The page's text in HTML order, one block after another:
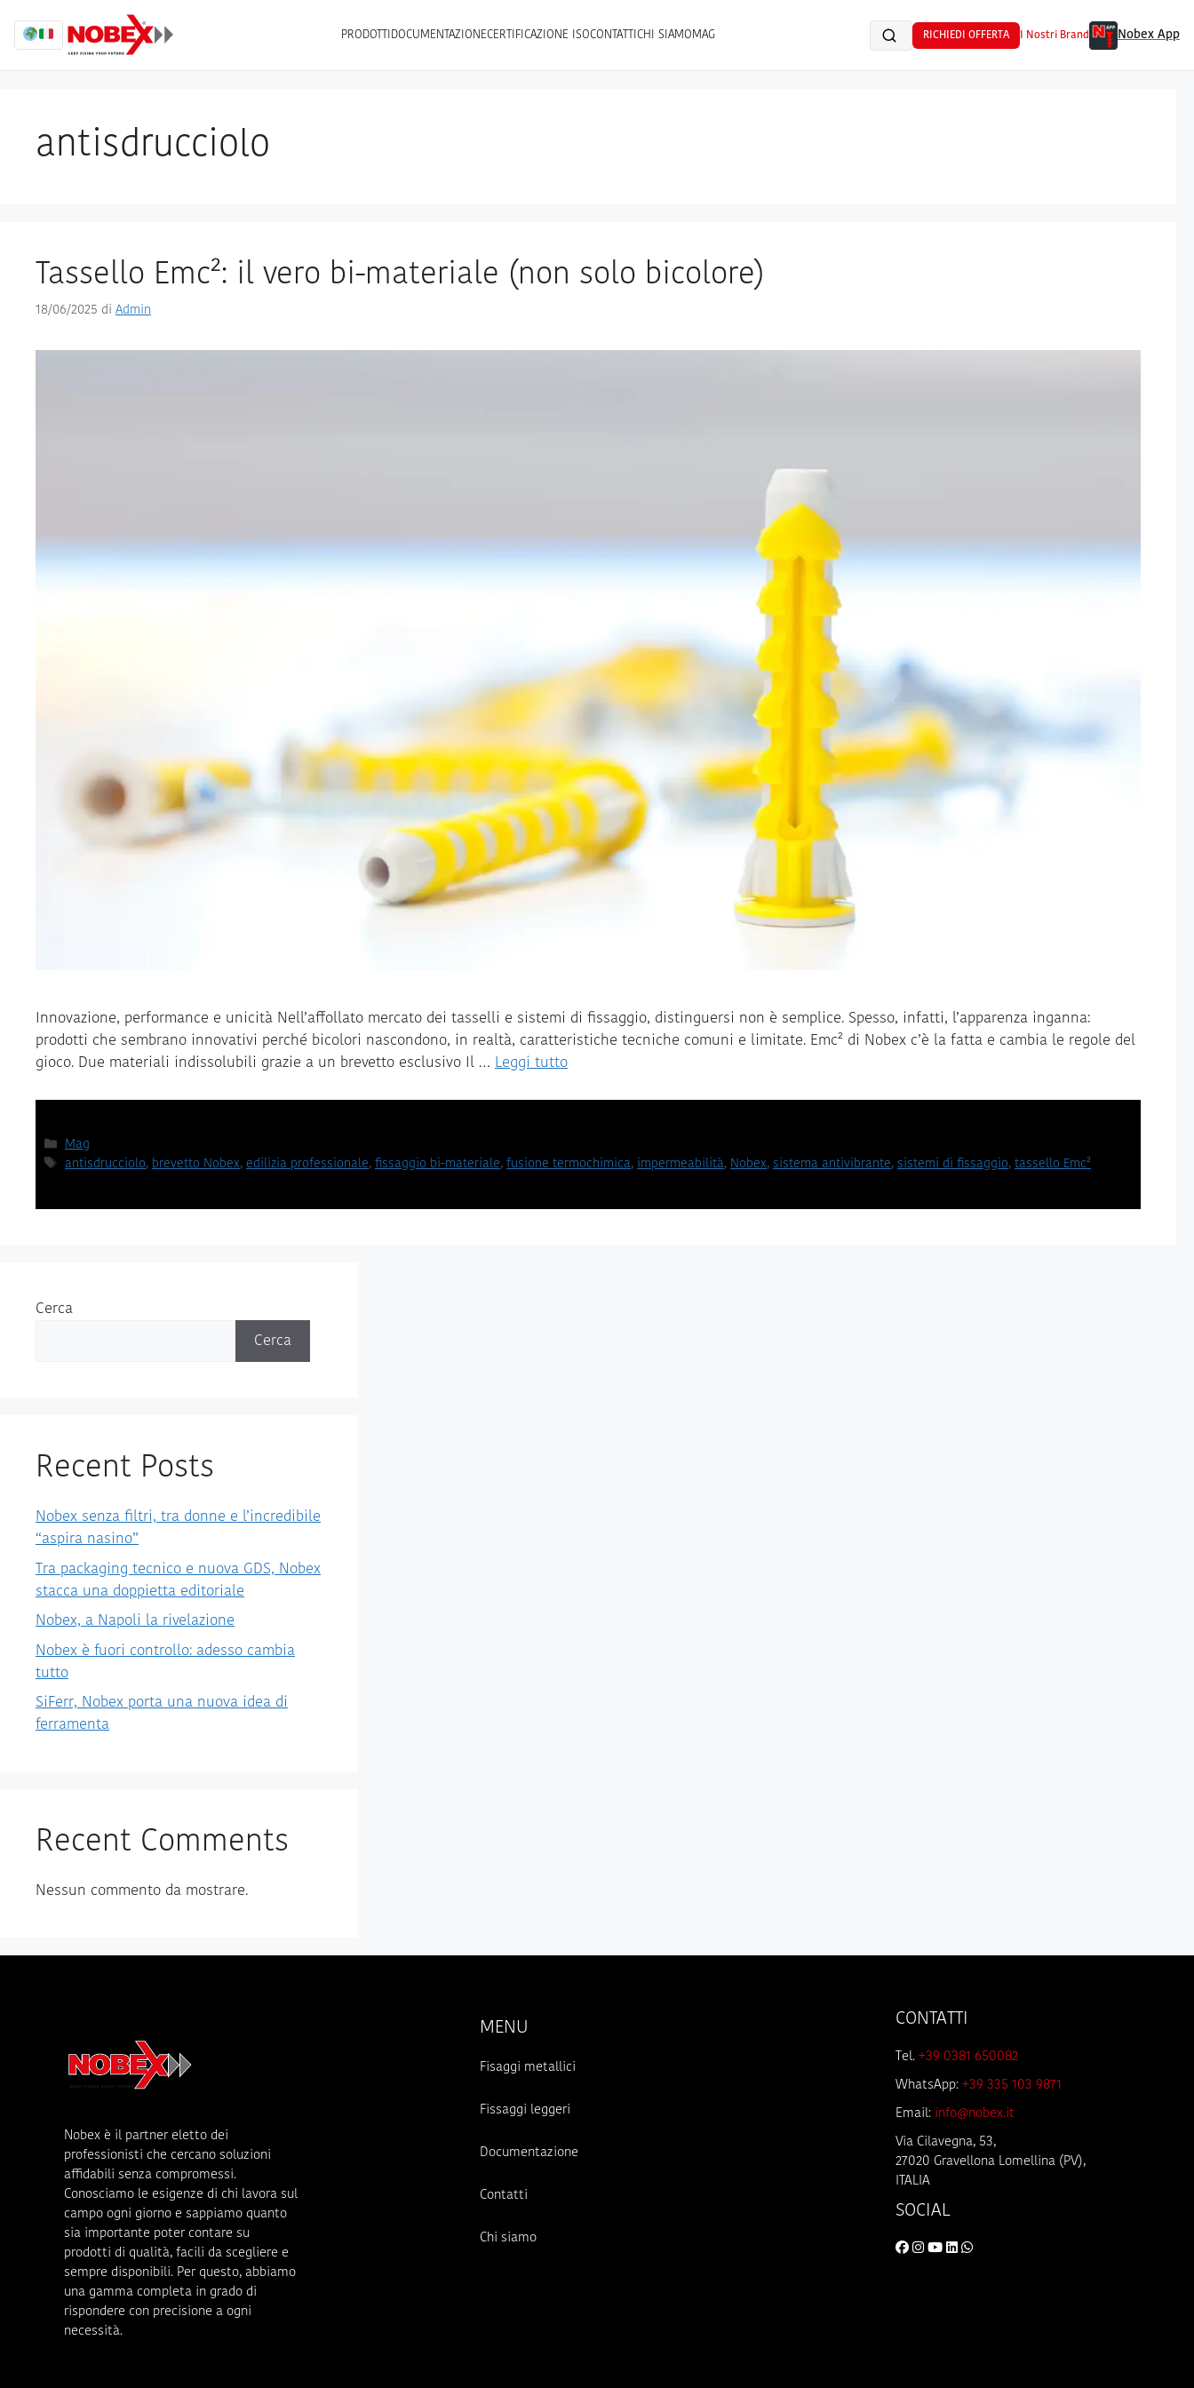
PRODOTTI DOCUMENTAZIONECERTIFICAZIONE ISOCONTATTICHI SIAMO MAG RICHIEDI OFFERTA I Nostri Brand Nobex App
antisdrucciolo
Tassello Emc²: il vero bi-materiale (non solo bicolore)
18/06/2025 di Admin
Innovazione, performance e unicità Nell’affollato mercato dei tasselli e sistemi di fissaggio, distinguersi non è semplice. Spesso, infatti, l’apparenza inganna:
prodotti che sembrano innovativi perché bicolori nascondono, in realtà, caratteristiche tecniche comuni e limitate. Emc² di Nobex c’è la fatta e cambia le regole del
gioco. Due materiali indissolubili grazie a un brevetto esclusivo Il … Leggi tutto
Categorie
Mag
Tag
antisdrucciolo, brevetto Nobex,edilizia professionale,fissaggio bi-materiale,fusione termochimica, impermeabilità, Nobex, sistema antivibrante, sistemi di fissaggio,tassello Emc²
Cerca
Cerca
Recent Posts
Nobex senza filtri, tra donne e l’incredibile
“aspira nasino”
Tra packaging tecnico e nuova GDS, Nobex
stacca una doppietta editoriale
Nobex, a Napoli la rivelazione
Nobex è fuori controllo: adesso cambia
tutto
SiFerr, Nobex porta una nuova idea di
ferramenta
Recent Comments
Nessun commento da mostrare.
Nobex è il partner eletto dei
professionisti che cercano soluzioni
affidabili senza compromessi.
Conosciamo le esigenze di chi lavora sul
campo ogni giorno e sappiamo quanto
sia importante poter contare su
prodotti di qualità, facili da scegliere e
sempre disponibili. Per questo, abbiamo
una gamma completa in grado di
rispondere con precisione a ogni
necessità.
MENU
Fisaggi metallici
Fissaggi leggeri
Documentazione
Contatti
Chi siamo
CONTATTI
Tel. +39 0381 650082
WhatsApp: +39 335 103 9871
Email: info@nobex.it
Via Cilavegna, 53,
27020 Gravellona Lomellina (PV),
ITALIA
SOCIAL